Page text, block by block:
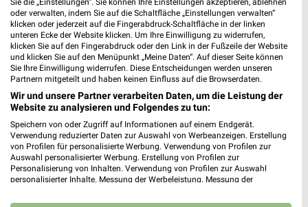
Sie die „Einstellungen“. Sie können Ihre Einstellungen akzeptieren, ablehnen
oder verwalten, indem Sie auf die Schaltfläche „Einstellungen verwalten“
klicken oder jederzeit auf die Fingerabdruck-Schaltfläche in der linken
unteren Ecke der Website klicken. Um Ihre Einwilligung zu widerrufen,
klicken Sie auf den Fingerabdruck oder den Link in der Fußzeile der Website
und klicken Sie auf den Menüpunkt „Meine Daten“. Auf dieser Seite können
Sie Ihre Einwilligung widerrufen. Diese Entscheidungen werden unseren
Partnern mitgeteilt und haben keinen Einfluss auf die Browserdaten.
Wir und unsere Partner verarbeiten Daten, um die Leistung der
Website zu analysieren und Folgendes zu tun:
Speichern von oder Zugriff auf Informationen auf einem Endgerät.
Verwendung reduzierter Daten zur Auswahl von Werbeanzeigen. Erstellung
von Profilen für personalisierte Werbung. Verwendung von Profilen zur
Auswahl personalisierter Werbung. Erstellung von Profilen zur
Personalisierung von Inhalten. Verwendung von Profilen zur Auswahl
personalisierter Inhalte. Messung der Werbeleistung. Messung der
Kombinationen von Daten aus verschiedenen Quellen. Entwicklung und